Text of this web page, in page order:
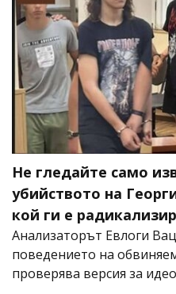
Не гледайте само
убийството на
кой ги е
Анализаторът Евлоги
поведението на
проверява версия за